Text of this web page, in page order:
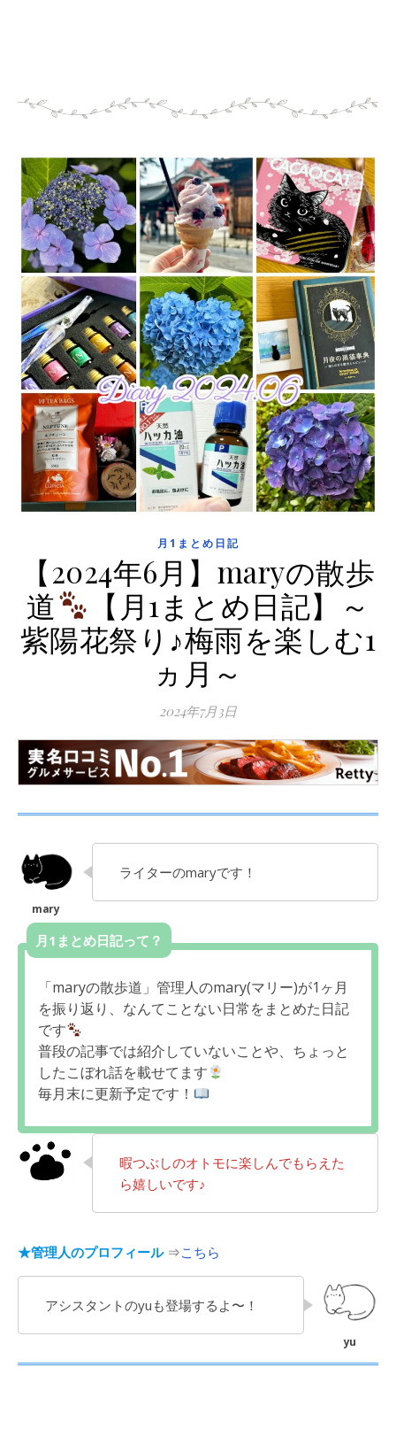
月1まとめ日記
【2024年6月】maryの散歩
道
【月1まとめ日記】～
紫陽花祭り♪梅雨を楽しむ1
ヵ月～
2024年7月3日
ライターのmaryです！
月1まとめ日記って？
「maryの散歩道」管理人のmary(マリー)が1ヶ月
を振り返り、なんてことない日常をまとめた日記
です
普段の記事では紹介していないことや、ちょっと
したこぼれ話を載せてます
毎月末に更新予定です！
暇つぶしのオトモに楽しんでもらえた
ら嬉しいです♪
★管理人のプロフィール⇒こちら
アシスタントのyuも登場するよ〜！